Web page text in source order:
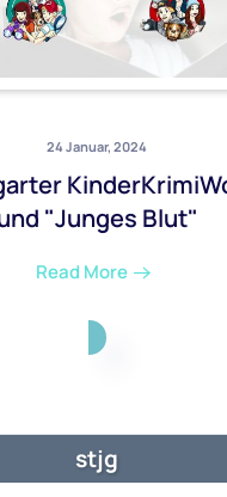
24 Januar, 2024
"Junges Blut"
Read More
stjg